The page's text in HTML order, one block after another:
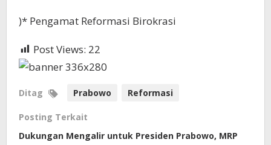
)* Pengamat Reformasi Birokrasi
Post Views: 22
Ditag Prabowo Reformasi
Posting Terkait
Dukungan Mengalir untuk Presiden Prabowo, MRP